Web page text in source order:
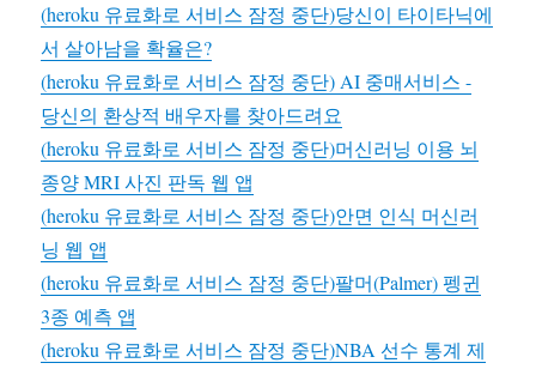
(heroku 유료화로 서비스 잠정 중단)당신이 타이타닉에
서 살아남을 확율은?
(heroku 유료화로 서비스 잠정 중단) AI 중매서비스 -
당신의 환상적 배우자를 찾아드려요
(heroku 유료화로 서비스 잠정 중단)머신러닝 이용 뇌
종양 MRI 사진 판독 웹 앱
(heroku 유료화로 서비스 잠정 중단)안면 인식 머신러
닝 웹 앱
(heroku 유료화로 서비스 잠정 중단)팔머(Palmer) 펭귄
3종 예측 앱
(heroku 유료화로 서비스 잠정 중단)NBA 선수 통계 제